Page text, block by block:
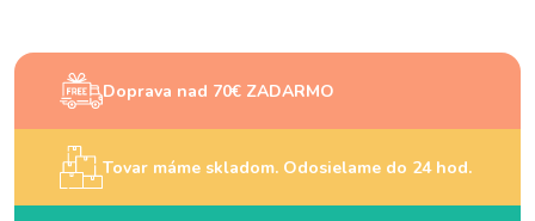
Doprava nad 70€ ZADARMO
Tovar máme skladom. Odosielame do 24 hod.